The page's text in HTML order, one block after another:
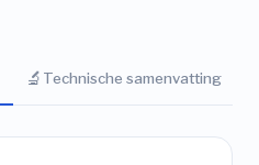
🔬 Technische samenvatting